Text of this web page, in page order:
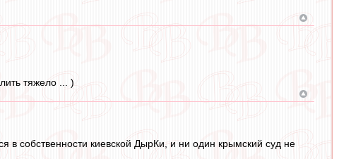
тяжело ... )
в собственности киевской ДырКи, и ни один крымский суд не